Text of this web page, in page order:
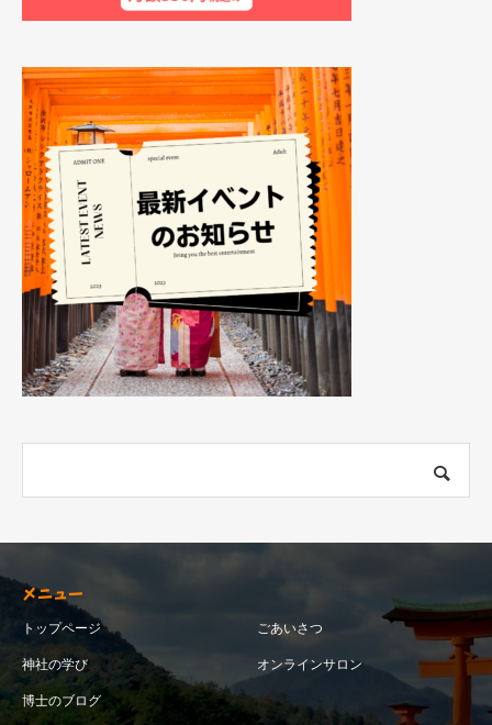
メニュー
トップページ ごあいさつ
神社の学び オンラインサロン
博士のブログ